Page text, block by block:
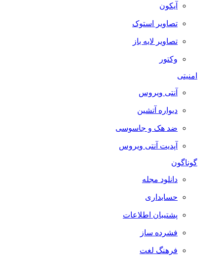
آیکون
تصاویر استوک
تصاویر لایه باز
وکتور
آنتی ویروس
دیواره آتشین
ضد هک و جاسوسی
آپدیت آنتی ویروس
گوناگون
دانلود مجله
حسابداری
پشتیبان اطلاعات
فشرده ساز
فرهنگ لغت